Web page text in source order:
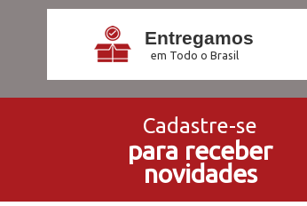
Entregamos
em Todo o Brasil
Cadastre-se
para receber
novidades